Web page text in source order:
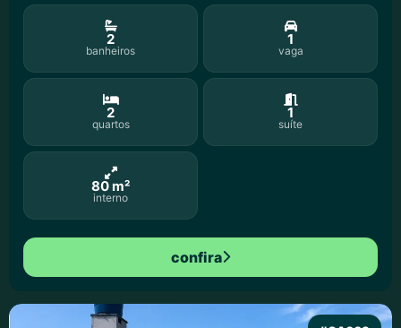
2
banheiros
1
vaga
2
quartos
1
suíte
80 m²
interno
confira